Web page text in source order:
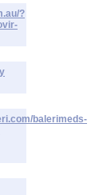
?
balerimeds-